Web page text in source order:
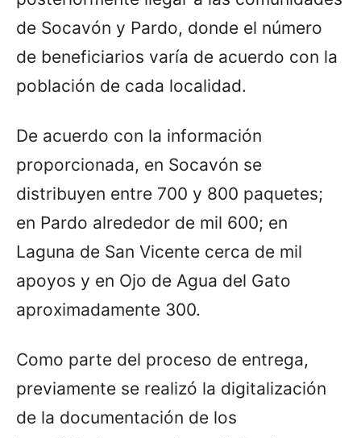
de Socavón y Pardo, donde el número
de beneficiarios varía de acuerdo con la
población de cada localidad.
De acuerdo con la información
proporcionada, en Socavón se
distribuyen entre 700 y 800 paquetes;
en Pardo alrededor de mil 600; en
Laguna de San Vicente cerca de mil
apoyos y en Ojo de Agua del Gato
aproximadamente 300.
Como parte del proceso de entrega,
previamente se realizó la digitalización
de la documentación de los